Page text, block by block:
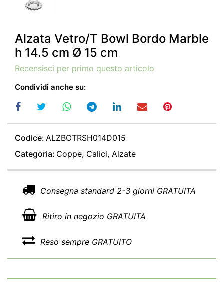
Alzata Vetro/T Bowl Bordo Marble
h 14.5 cm Ø 15 cm
Recensisci per primo questo articolo
Condividi anche su:
Codice: ALZBOTRSH014D015
Categoria: Coppe, Calici, Alzate
Consegna standard 2-3 giorni GRATUITA
Ritiro in negozio GRATUITA
Reso sempre GRATUITO